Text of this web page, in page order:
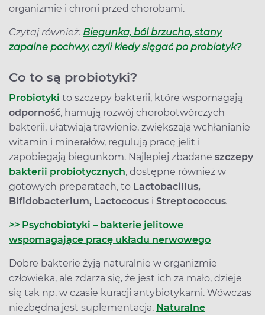
organizmie i chroni przed chorobami.
Czytaj również: Biegunka, ból brzucha, stany
zapalne pochwy, czyli kiedy sięgać po probiotyk?
Co to są probiotyki?
Probiotyki to szczepy bakterii, które wspomagają
odporność, hamują rozwój chorobotwórczych
bakterii, ułatwiają trawienie, zwiększają wchłanianie
witamin i minerałów, regulują pracę jelit i
zapobiegają biegunkom. Najlepiej zbadane szczepy
bakterii probiotycznych, dostępne również w
gotowych preparatach, to Lactobacillus,
Bifidobacterium, Lactococus i Streptococcus.
>> Psychobiotyki – bakterie jelitowe
wspomagające pracę układu nerwowego
Dobre bakterie żyją naturalnie w organizmie
człowieka, ale zdarza się, że jest ich za mało, dzieje
się tak np. w czasie kuracji antybiotykami. Wówczas
niezbędna jest suplementacja. Naturalne